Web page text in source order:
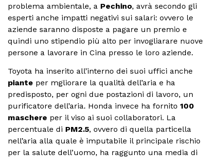
problema ambientale, a Pechino, avrà secondo gli
esperti anche impatti negativi sui salari: ovvero le
aziende saranno disposte a pagare un premio e
quindi uno stipendio più alto per invogliarare nuove
persone a lavorare in Cina presso le loro aziende.
Toyota ha inserito all’interno dei suoi uffici anche
piante per mgliorare la qualità dell’aria e ha
predisposto, per ogni due postazioni di lavoro, un
purificatore dell’aria. Honda invece ha fornito 100
maschere per il viso ai suoi collaboratori. La
percentuale di PM2.5, ovvero di quella particella
nell’aria alla quale è imputabile il principale rischio
per la salute dell’uomo, ha raggunto una media di